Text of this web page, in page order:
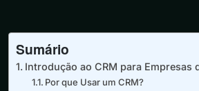
Sumário
Introdução ao CRM para Empresas
Por que Usar um CRM?